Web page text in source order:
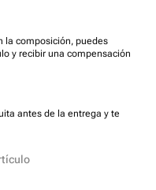
la composición, puedes
y recibir una compensación
antes de la entrega y te